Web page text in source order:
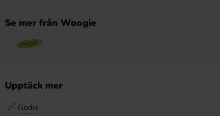
Se mer från Woogie
Upptäck mer
Godis